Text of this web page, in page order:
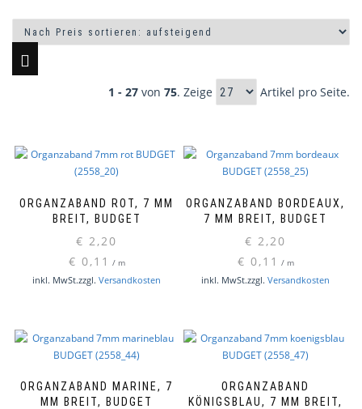
1 - 27 von 75. Zeige Artikel pro Seite.
ORGANZABAND ROT, 7 MM
BREIT, BUDGET
€ 2,20
€ 0,11 / m
inkl. MwSt.zzgl. Versandkosten
ORGANZABAND BORDEAUX,
7 MM BREIT, BUDGET
€ 2,20
€ 0,11 / m
inkl. MwSt.zzgl. Versandkosten
ORGANZABAND MARINE, 7
MM BREIT, BUDGET
ORGANZABAND
KÖNIGSBLAU, 7 MM BREIT,